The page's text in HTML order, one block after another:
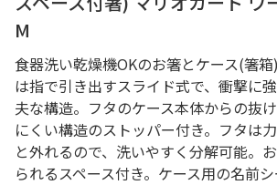
M
食器洗い乾燥機OKのお箸とケース(箸
は指で引き出すスライド式で、衝撃に
夫な構造。フタのケース本体からの抜
にくい構造のストッパー付き。フタは
と外れるので、洗いやすく分解可能。
られるスペース付き。ケース用の名前シ